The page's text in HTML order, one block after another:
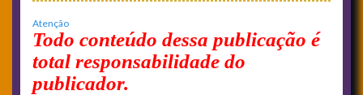
Atenção
Todo conteúdo dessa publicação é
total responsabilidade do
publicador.